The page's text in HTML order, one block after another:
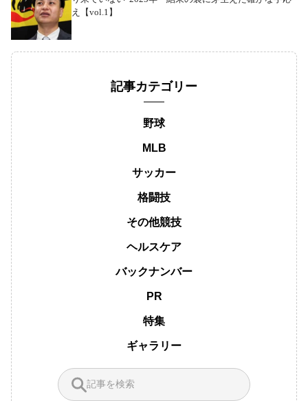
え【vol.1】
記事カテゴリー
野球
MLB
サッカー
格闘技
その他競技
ヘルスケア
バックナンバー
PR
特集
ギャラリー